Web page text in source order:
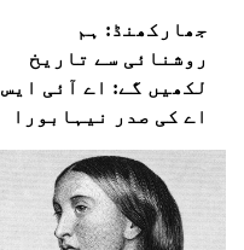
جھارکھنڈ: ہم
روشنائی سے تاریخ
لکھیں گے: اے آئی ایس
اے کی صدر نیہابورا